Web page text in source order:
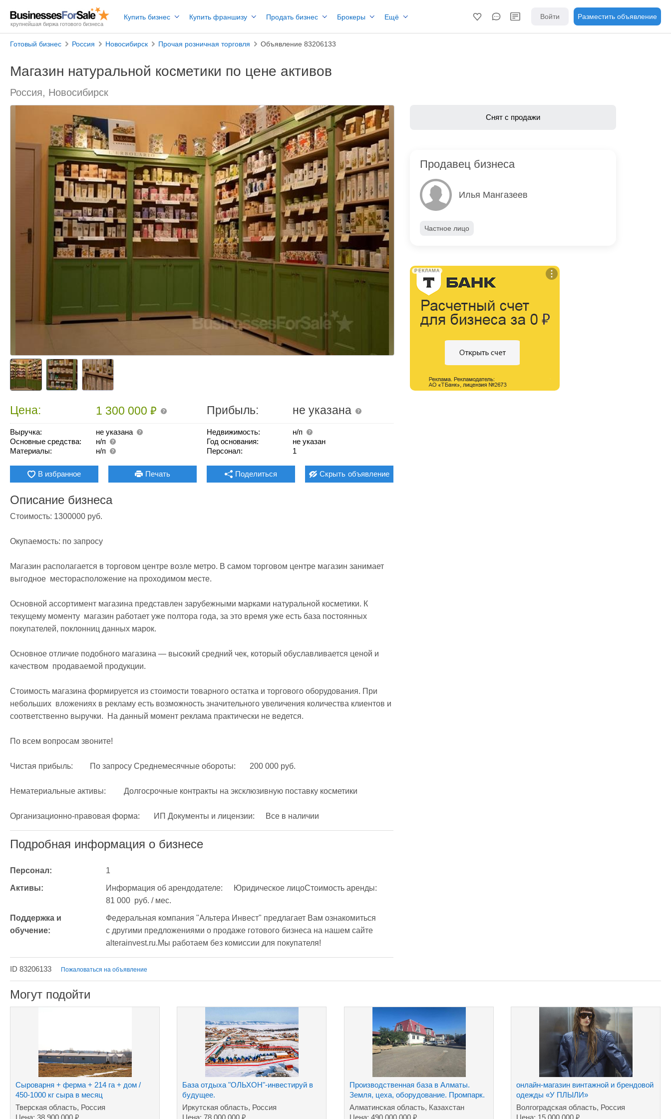
крупнейшая биржа готового бизнеса
Купить бизнес Купить франшизу Продать бизнес Брокеры Ещё Войти Разместить объявление
Готовый бизнес Россия Новосибирск Прочая розничная торговля Объявление 83206133
Магазин натуральной косметики по цене активов
Россия, Новосибирск
Цена: 1 300 000₽ Прибыль: не указана
Выручка:
не указана
Основные средства:
н/п
Материалы:
н/п
Недвижимость:
н/п
Год основания:
не указан
Персонал:
1
В избранное Печать Поделиться Скрыть объявление
Описание бизнеса
Стоимость: 1300000 руб.
Окупаемость: по запросу
Магазин располагается в торговом центре возле метро. В самом торговом центре магазин занимает
выгодное  месторасположение на проходимом месте.
Основной ассортимент магазина представлен зарубежными марками натуральной косметики. К
текущему моменту  магазин работает уже полтора года, за это время уже есть база постоянных
покупателей, поклонниц данных марок.
Основное отличие подобного магазина — высокий средний чек, который обуславливается ценой и
качеством  продаваемой продукции.
Стоимость магазина формируется из стоимости товарного остатка и торгового оборудования. При
небольших  вложениях в рекламу есть возможность значительного увеличения количества клиентов и
соответственно выручки.  На данный момент реклама практически не ведется.
По всем вопросам звоните!
Чистая прибыль: 	По запросу Среднемесячные обороты:	200 000 руб.
Нематериальные активы:	 Долгосрочные контракты на эксклюзивную поставку косметики
Организационно-правовая форма:	ИП Документы и лицензии:	Все в наличии
Подробная информация о бизнесе
Персонал: 1
Активы:
Информация об арендодателе:	Юридическое лицоСтоимость аренды:
81 000  руб. / мес.
Поддержка и
обучение:
Федеральная компания "Альтера Инвест" предлагает Вам ознакомиться
с другими предложениями о продаже готового бизнеса на нашем сайте
Снят с продажи
Продавец бизнеса
Илья Мангазеев
Частное лицо
РЕКЛАМА
ID 83206133 Пожаловаться на объявление
Могут подойти
Сыроварня + ферма + 214 га + дом /
450-1000 кг сыра в месяц
Тверская область, Россия
Цена: 38 900 000
База отдыха "ОЛЬХОН"-инвестируй в
будущее.
Иркутская область, Россия
Цена: 78 000 000
Производственная база в Алматы.
Земля, цеха, оборудование. Промпарк.
Алматинская область, Казахстан
Цена: 490 000 000
онлайн-магазин винтажной и брендовой
одежды «У ПЛЫЛИ»
Волгоградская область, Россия
Цена: 15 000 000